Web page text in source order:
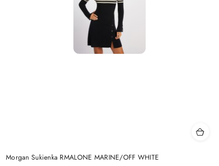
Morgan Sukienka RMALONE MARINE/OFF WHITE